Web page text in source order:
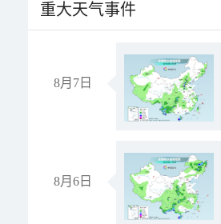
重大天气事件
8月7日
8月6日